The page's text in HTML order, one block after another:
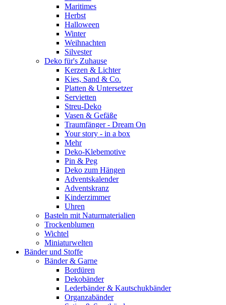
Maritimes
Herbst
Halloween
Winter
Weihnachten
Silvester
Deko für's Zuhause
Kerzen & Lichter
Kies, Sand & Co.
Platten & Untersetzer
Servietten
Streu-Deko
Vasen & Gefäße
Traumfänger - Dream On
Your story - in a box
Mehr
Deko-Klebemotive
Pin & Peg
Deko zum Hängen
Adventskalender
Adventskranz
Kinderzimmer
Uhren
Basteln mit Naturmaterialien
Trockenblumen
Wichtel
Miniaturwelten
Bänder und Stoffe
Bänder & Garne
Bordüren
Dekobänder
Lederbänder & Kautschukbänder
Organzabänder